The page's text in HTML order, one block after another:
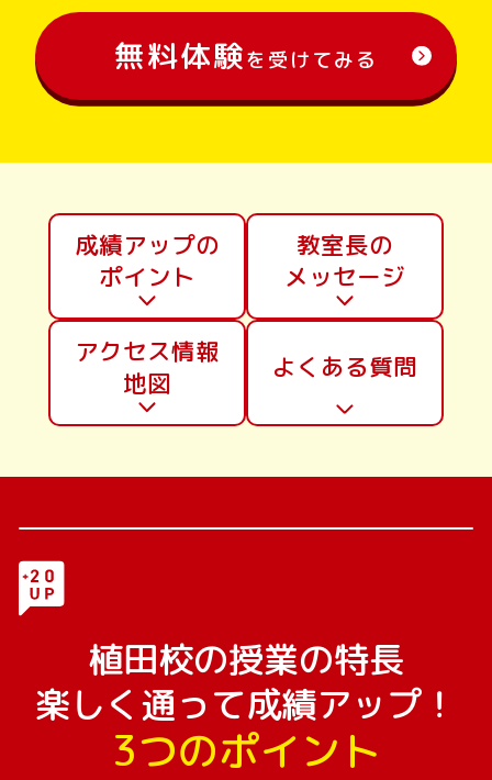
無料体験を受けてみる
成績アップの
ポイント
教室長の
メッセージ
アクセス情報
地図
よくある質問
植田校の授業の特長
楽しく通って成績アップ！
3つのポイント